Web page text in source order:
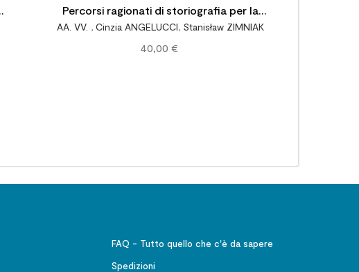
Percorsi ragionati di storiografia per la
storia salesiana (1971-2022)
AA. VV. ,Cinzia ANGELUCCI, Stanisław ZIMNIAK
40,00 €
FAQ - Tutto quello che c'è da sapere
Spedizioni